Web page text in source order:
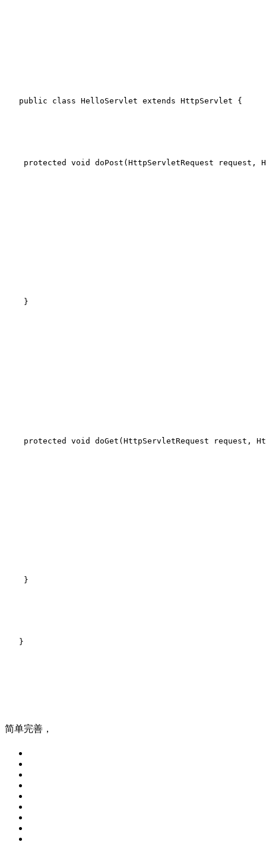
public class HelloServlet extends HttpServlet {
protected void doPost (HttpServletRequest request,
}
protected void doGet (HttpServletRequest request,
}
}
简单完善，